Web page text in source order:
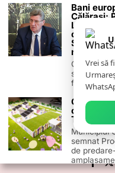
a fi trimiși la plimbare”
TERMENI ȘI CONDIȚII
PUBLICITATE ONLINE &
ZIARUL
© 2026- Toate
Vrei să
Bani
Călărași:
Laurențiu
Sud-
noi
Călărașul
să intre pe
finanțărilor
O nouă
Tineri din
Municipiul
semnat
de